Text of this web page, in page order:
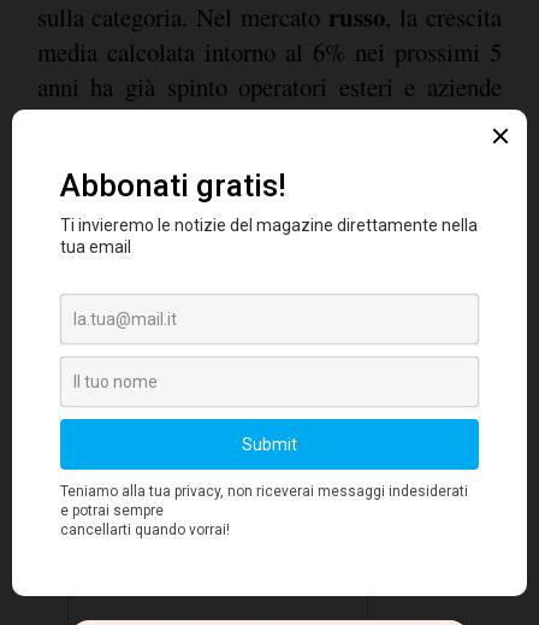
sulla categoria. Nel mercatorusso, la crescita
media calcolata intorno al 6% nei prossimi 5
anni ha già spinto operatori esteri e aziende
farmaceutiche e di prodotti cosmetici ad
integratori, rendendolo più competitivo.
A questo si potrebbe affiancare l’opportunità di
commercializzare un maggior numero di
categorie di vitamine e integratori
alimentari in canali diversi dalle farmacie
in particolare nei supermercati, oggetto di una
intensa attività di pressione sui legislatori da
parte degli operatori del settore.